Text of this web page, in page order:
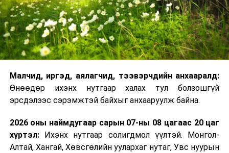
Малчид, иргэд, аялагчид, тээвэрчдийн анхааралд:
Өнөөдөр ихэнх нутгаар халах тул болзошгүй
эрсдэлээс сэрэмжтэй байхыг анхааруулж байна.
2026 оны наймдугаар сарын 07-ны 08 цагаас 20 цаг
хүртэл:Ихэнх нутгаар солигдмол үүлтэй. Монгол-
Алтай, Хангай, Хөвсгөлийн уулархаг нутаг, Увс нуурын